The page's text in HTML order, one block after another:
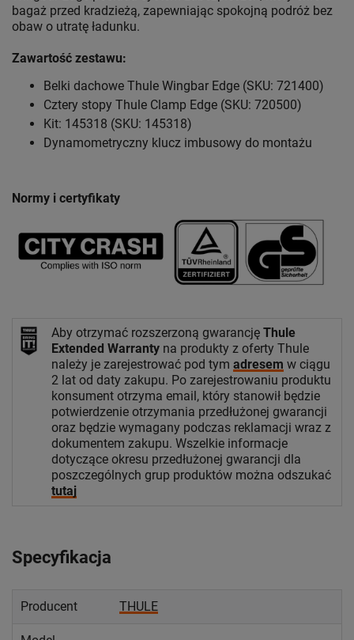
bagaż przed kradzieżą, zapewniając spokojną podróż bez
obaw o utratę ładunku.
Zawartość zestawu:
Belki dachowe Thule Wingbar Edge (SKU: 721400)
Cztery stopy Thule Clamp Edge (SKU: 720500)
Kit: 145318 (SKU: 145318)
Dynamometryczny klucz imbusowy do montażu
Normy i certyfikaty
Aby otrzymać rozszerzoną gwarancję Thule
Extended Warranty na produkty z oferty Thule
należy je zarejestrować pod tym adresem w ciągu
2 lat od daty zakupu. Po zarejestrowaniu produktu
konsument otrzyma email, który stanowił będzie
potwierdzenie otrzymania przedłużonej gwarancji
oraz będzie wymagany podczas reklamacji wraz z
dokumentem zakupu. Wszelkie informacje
dotyczące okresu przedłużonej gwarancji dla
poszczególnych grup produktów można odszukać
tutaj
Specyfikacja
Producent THULE